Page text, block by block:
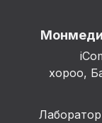
хороо,